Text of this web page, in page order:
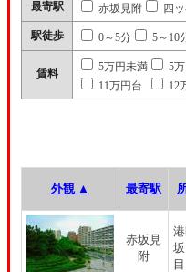
最寄駅 赤坂見附 四
駅徒歩 0～5分 5～10
賃料
5万円未満
5
11万円台
12
外観 ▲ 最寄駅
赤坂見
附
目